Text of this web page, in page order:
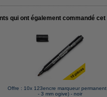
qui ont également commandé
Offre : 10x 123encre marqueur permanent
- 3 mm ogive) - noir